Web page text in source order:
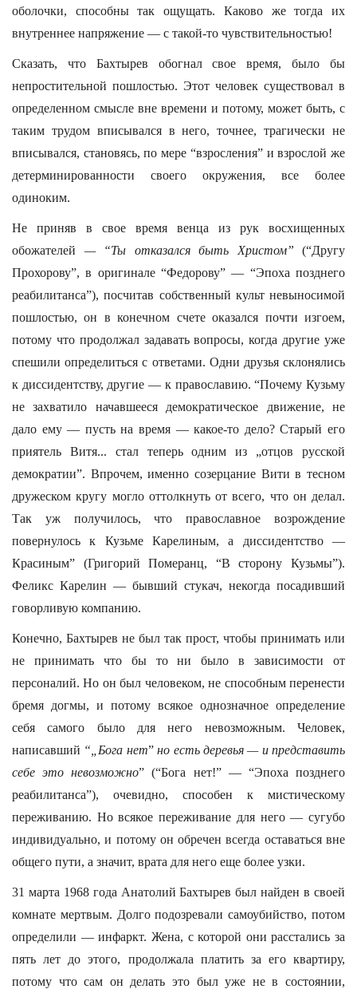
оболочки, способны так ощущать. Каково же тогда их
внутреннее напряжение — с такой-то чувствительностью!
Сказать, что Бахтырев обогнал свое время, было бы
непростительной пошлостью. Этот человек существовал в
определенном смысле вне времени и потому, может быть, с
таким трудом вписывался в него, точнее, трагически не
вписывался, становясь, по мере “взросления” и взрослой же
детерминированности своего окружения, все более
одиноким.
Не приняв в свое время венца из рук восхищенных
обожателей — “Ты отказался быть Христом” (“Другу
Прохорову”, в оригинале “Федорову” — “Эпоха позднего
реабилитанса”), посчитав собственный культ невыносимой
пошлостью, он в конечном счете оказался почти изгоем,
потому что продолжал задавать вопросы, когда другие уже
спешили определиться с ответами. Одни друзья склонялись
к диссидентству, другие — к православию. “Почему Кузьму
не захватило начавшееся демократическое движение, не
дало ему — пусть на время — какое-то дело? Старый его
приятель Витя... стал теперь одним из „отцов русской
демократии”. Впрочем, именно созерцание Вити в тесном
дружеском кругу могло оттолкнуть от всего, что он делал.
Так уж получилось, что православное возрождение
повернулось к Кузьме Карелиным, а диссидентство —
Красиным” (Григорий Померанц, “В сторону Кузьмы”).
Феликс Карелин — бывший стукач, некогда посадивший
говорливую компанию.
Конечно, Бахтырев не был так прост, чтобы принимать или
не принимать что бы то ни было в зависимости от
персоналий. Но он был человеком, не способным перенести
бремя догмы, и потому всякое однозначное определение
себя самого было для него невозможным. Человек,
написавший “„Бога нет”но есть деревья — и представить
себе это невозможно” (“Бога нет!” — “Эпоха позднего
реабилитанса”), очевидно, способен к мистическому
переживанию. Но всякое переживание для него — сугубо
индивидуально, и потому он обречен всегда оставаться вне
общего пути, а значит, врата для него еще более узки.
31 марта 1968 года Анатолий Бахтырев был найден в своей
комнате мертвым. Долго подозревали самоубийство, потом
определили — инфаркт. Жена, с которой они расстались за
пять лет до этого, продолжала платить за его квартиру,
потому что сам он делать это был уже не в состоянии,